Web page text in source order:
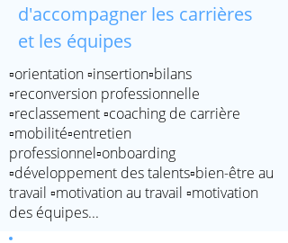
d'accompagner les carrières
et les équipes
▫️orientation ▫️insertion▫️bilans
▫️reconversion professionnelle
▫️reclassement ▫️coaching de carrière
▫️mobilité▫️entretien
professionnel▫️onboarding
▫️développement des talents▫️bien-être au
travail ▫️motivation au travail ▫️motivation
des équipes...